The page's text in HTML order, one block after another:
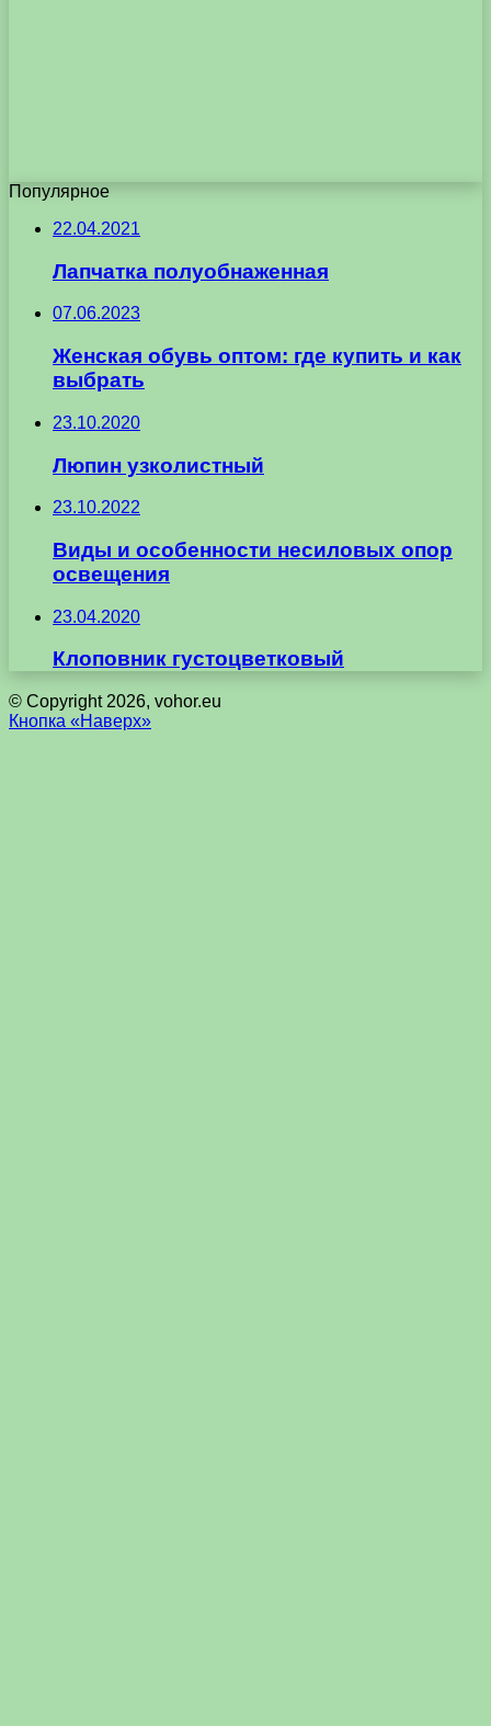
Популярное
22.04.2021
Лапчатка полуобнаженная
07.06.2023
Женская обувь оптом: где купить и как
выбрать
23.10.2020
Люпин узколистный
23.10.2022
Виды и особенности несиловых опор
освещения
23.04.2020
Клоповник густоцветковый
© Copyright 2026, vohor.eu
Кнопка «Наверх»